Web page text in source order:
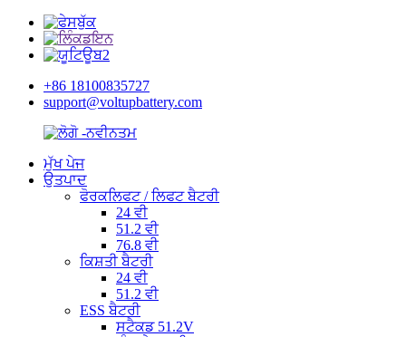
+86 18100835727
support@voltupbattery.com
ਮੁੱਖ ਪੇਜ
ਉਤਪਾਦ
ਫੋਰਕਲਿਫਟ / ਲਿਫਟ ਬੈਟਰੀ
24 ਵੀ
51.2 ਵੀ
76.8 ਵੀ
ਕਿਸ਼ਤੀ ਬੈਟਰੀ
24 ਵੀ
51.2 ਵੀ
ESS ਬੈਟਰੀ
ਸਟੈਕਡ 51.2V